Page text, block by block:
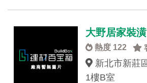
大野居家裝潢
熱度 122
新北市新莊
1樓B室